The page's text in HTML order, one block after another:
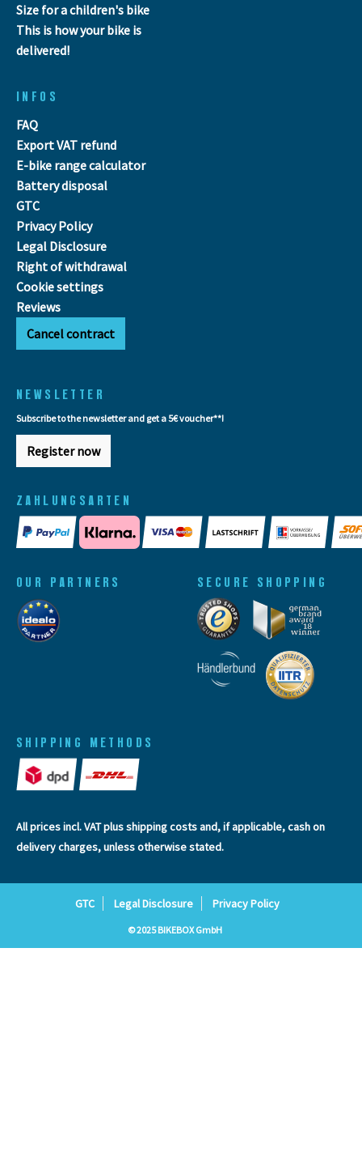
Size for a children's bike
This is how your bike is
delivered!
INFOS
FAQ
Export VAT refund
E-bike range calculator
Battery disposal
GTC
Privacy Policy
Legal Disclosure
Right of withdrawal
Cookie settings
Reviews
Cancel contract
NEWSLETTER
Subscribe to the newsletter and get a 5€ voucher**!
Register now
ZAHLUNGSARTEN
SHIPPING METHODS
OUR PARTNERS SECURE SHOPPING
All prices incl. VAT plusshipping costsand, if applicable, cash on
delivery charges, unless otherwise stated.
GTC Legal Disclosure Privacy Policy
© 2025 BIKEBOX GmbH